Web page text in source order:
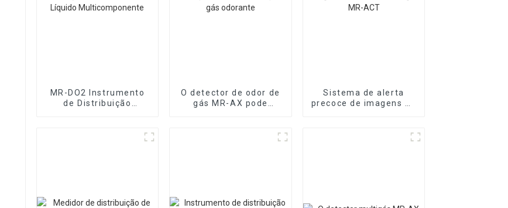
MR-DO2 Instrumento
de Distribuição
O detector de odor de
gás MR-AX pode
Sistema de alerta
precoce de imagens de